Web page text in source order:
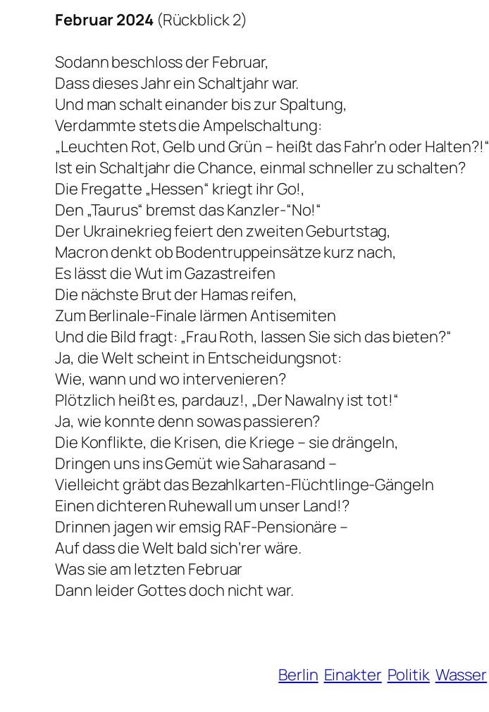
Februar 2024(Rückblick 2)
Sodann beschloss der Februar,
Dass dieses Jahr ein Schaltjahr war.
Und man schalt einander bis zur Spaltung,
Verdammte stets die Ampelschaltung:
„Leuchten Rot, Gelb und Grün – heißt das Fahr‘n oder Halten?!“
Ist ein Schaltjahr die Chance, einmal schneller zu schalten?
Die Fregatte „Hessen“ kriegt ihr Go!,
Den „Taurus“ bremst das Kanzler-“No!“
Der Ukrainekrieg feiert den zweiten Geburtstag,
Macron denkt ob Bodentruppeinsätze kurz nach,
Es lässt die Wut im Gazastreifen
Die nächste Brut der Hamas reifen,
Zum Berlinale-Finale lärmen Antisemiten
Und die Bild fragt: „Frau Roth, lassen Sie sich das bieten?“
Ja, die Welt scheint in Entscheidungsnot:
Wie, wann und wo intervenieren?
Plötzlich heißt es, pardauz!, „Der Nawalny ist tot!“
Ja, wie konnte denn sowas passieren?
Die Konflikte, die Krisen, die Kriege – sie drängeln,
Dringen uns ins Gemüt wie Saharasand –
Vielleicht gräbt das Bezahlkarten-Flüchtlinge-Gängeln
Einen dichteren Ruhewall um unser Land!?
Drinnen jagen wir emsig RAF-Pensionäre –
Auf dass die Welt bald sich‘rer wäre.
Was sie am letzten Februar
Dann leider Gottes doch nicht war.
Berlin Einakter Politik Wasser